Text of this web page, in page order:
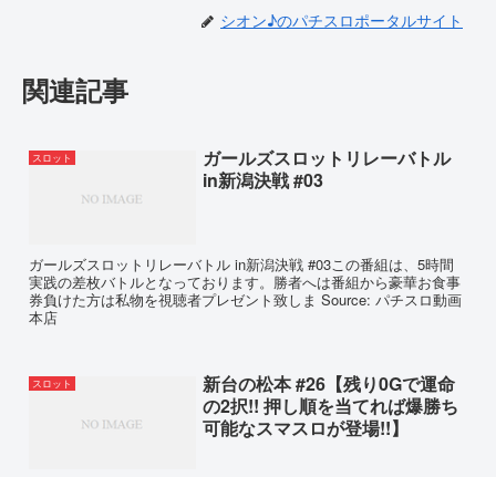
シオン♪のパチスロポータルサイト
関連記事
スロット
ガールズスロットリレーバトル
in新潟決戦 #03
ガールズスロットリレーバトル in新潟決戦 #03この番組は、5時間
実践の差枚バトルとなっております。勝者へは番組から豪華お食事
券負けた方は私物を視聴者プレゼント致しま Source: パチスロ動画
本店
スロット
新台の松本 #26【残り0Gで運命
の2択!! 押し順を当てれば爆勝ち
可能なスマスロが登場!!】